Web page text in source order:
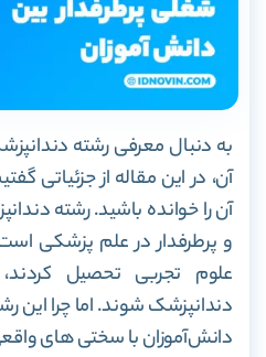
به دنبال معرفی رشته
آن، در این مقاله از جزئیاتی
آن را خوانده باشید.رشته
و پرطرفدار در علم پزشکی
علوم تجربی تحصیل
دندانپزشک شوند. اما چرا این
دانش‌آموزان با سختی های